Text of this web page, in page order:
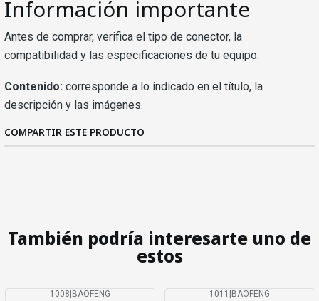
Información importante
Antes de comprar, verifica el tipo de conector, la
compatibilidad y las especificaciones de tu equipo.
Contenido: corresponde a lo indicado en el título, la
descripción y las imágenes.
COMPARTIR ESTE PRODUCTO
También podría interesarte uno de
estos
1008|BAOFENG 1011 |BAOFENG